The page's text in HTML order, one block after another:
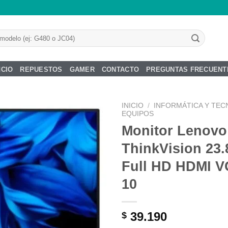
REPUESTOS GAMER CONTACTO PREGUNTAS
Añadir
lista de
deseos
INICIO /
INFORMÁTICA Y
EQUIPOS
Monitor Lenovo
ThinkVision
Full HD HDMI
10
$ 39.190